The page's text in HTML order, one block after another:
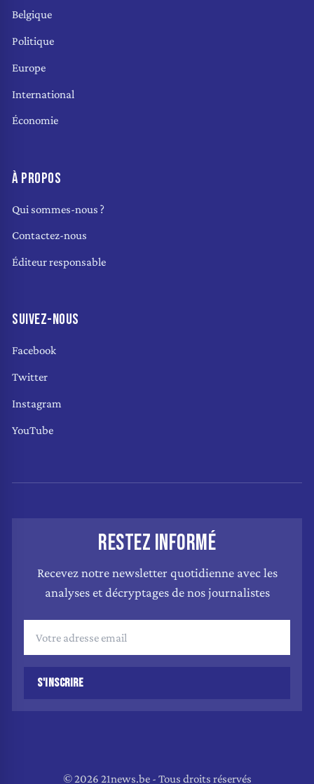
Belgique
Politique
Europe
International
Économie
À PROPOS
Qui sommes-nous ?
Contactez-nous
Éditeur responsable
SUIVEZ-NOUS
Facebook
Twitter
Instagram
YouTube
RESTEZ INFORMÉ
Recevez notre newsletter quotidienne avec les
analyses et décryptages de nos journalistes
S'INSCRIRE
© 2026 21news.be - Tous droits réservés